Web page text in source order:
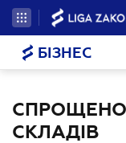
БІЗНЕС
СПРОЩЕНО
СКЛАДІВ